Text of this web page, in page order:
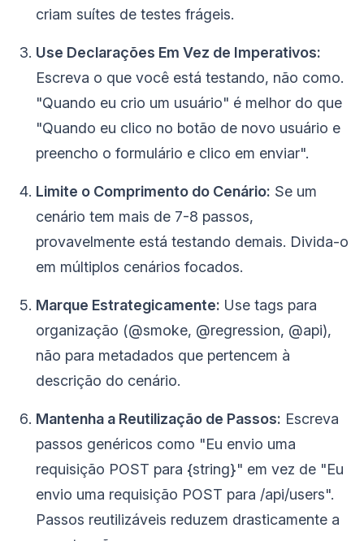
criam suítes de testes frágeis.
Use Declarações Em Vez de Imperativos:
Escreva o que você está testando, não como.
"Quando eu crio um usuário" é melhor do que
"Quando eu clico no botão de novo usuário e
preencho o formulário e clico em enviar".
Limite o Comprimento do Cenário: Se um
cenário tem mais de 7-8 passos,
provavelmente está testando demais. Divida-o
em múltiplos cenários focados.
Marque Estrategicamente: Use tags para
organização (@smoke, @regression, @api),
não para metadados que pertencem à
descrição do cenário.
Mantenha a Reutilização de Passos: Escreva
passos genéricos como "Eu envio uma
requisição POST para {string}" em vez de "Eu
envio uma requisição POST para /api/users".
Passos reutilizáveis reduzem drasticamente a